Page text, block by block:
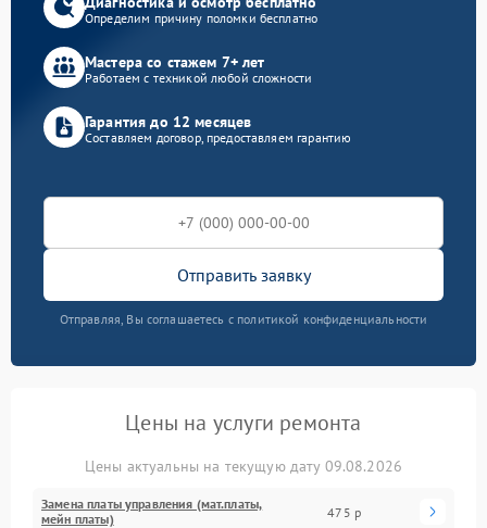
Определим причину поломки бесплатно
Мастера со стажем 7+ лет
Работаем с техникой любой сложности
Гарантия до 12 месяцев
Составляем договор, предоставляем гарантию
Отправить заявку
Отправляя, Вы соглашаетесь с политикой конфиденциальности
Цены на услуги ремонта
Цены актуальны на текущую дату 09.08.2026
Замена платы управления (мат.платы,
мейн платы)
475 р